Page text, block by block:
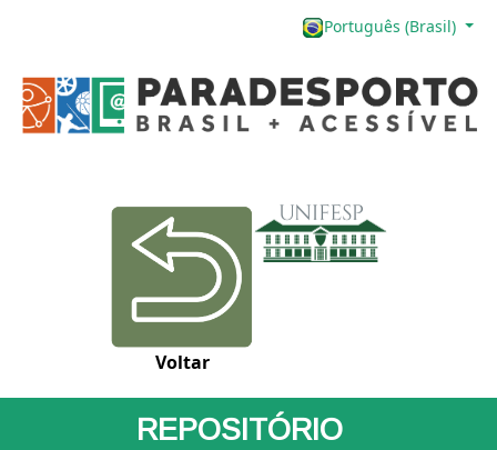
Português (Brasil)
Voltar
REPOSITÓRIO